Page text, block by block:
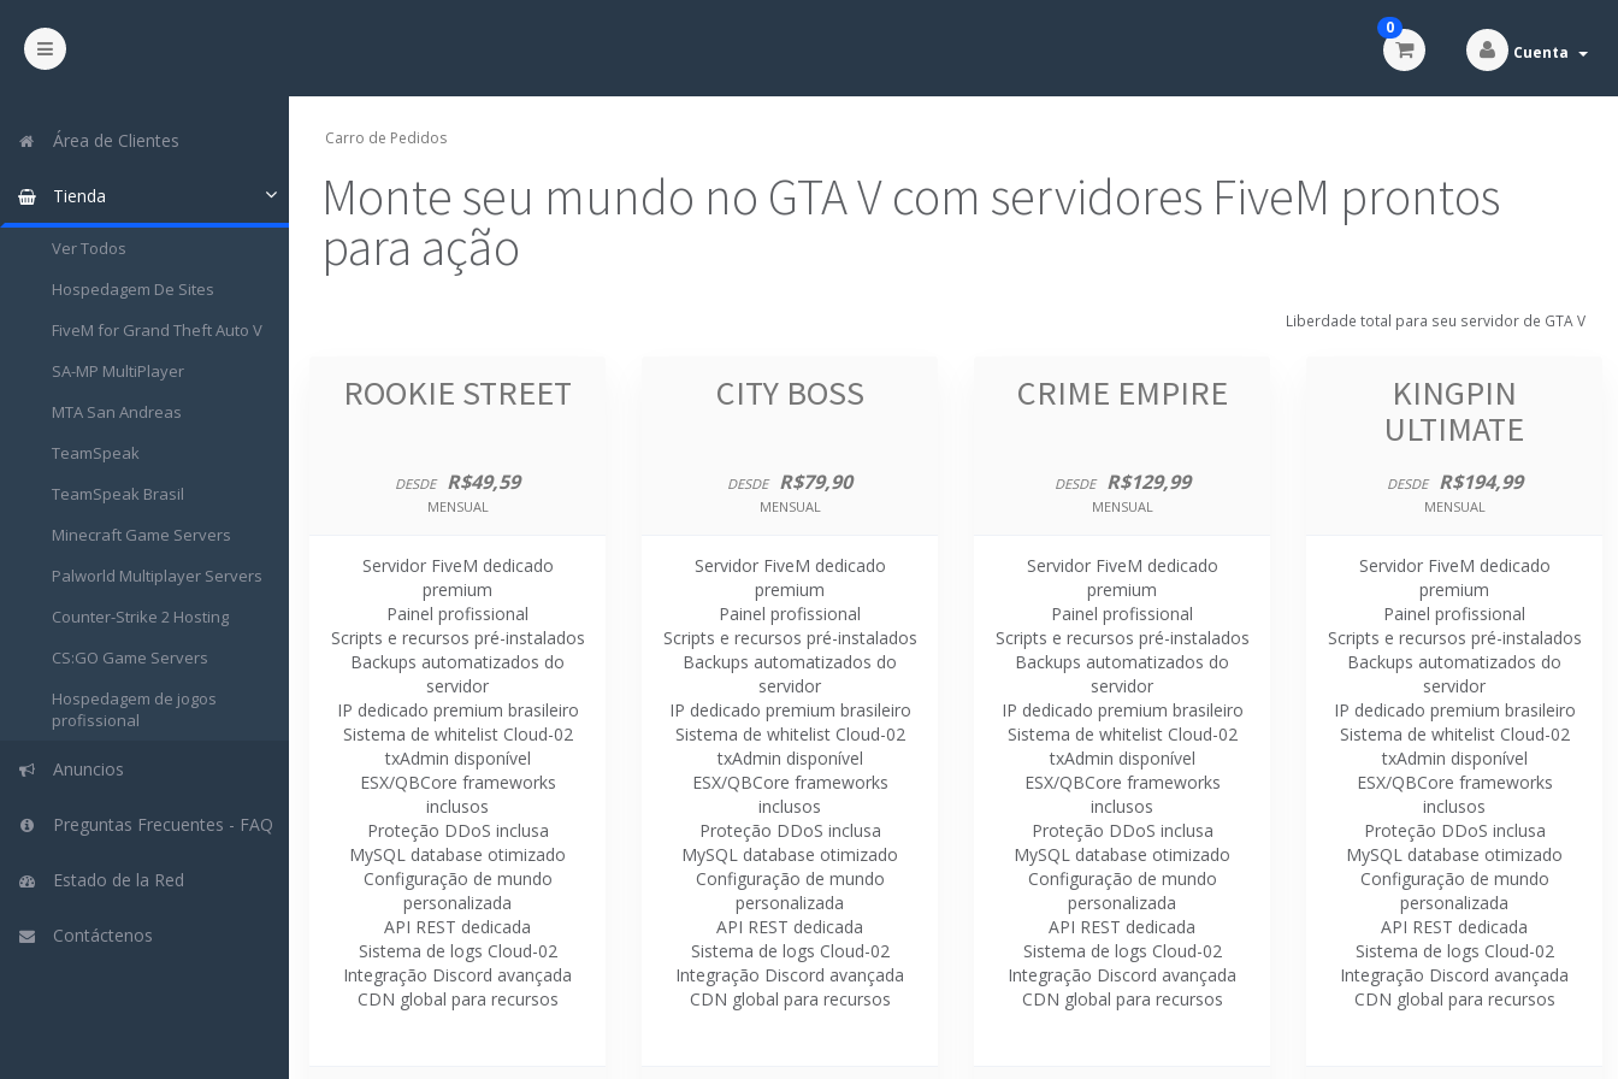
0
Cuenta
Área de Clientes
Tienda
Ver Todos
Hospedagem De Sites
FiveM for Grand Theft Auto V
SA-MP MultiPlayer
MTA San Andreas
TeamSpeak
TeamSpeak Brasil
Minecraft Game Servers
Palworld Multiplayer Servers
Counter-Strike 2 Hosting
CS:GO Game Servers
Hospedagem de jogos
profissional
Anuncios
Preguntas Frecuentes - FAQ
Estado de la Red
Contáctenos
Carro de Pedidos
Monte seu mundo no GTA V com servidores FiveM prontos
para ação
Liberdade total para seu servidor de GTA V
ROOKIE STREET
DESDE R$49,59
MENSUAL
Servidor FiveM dedicado
premium
Painel profissional
Scripts e recursos pré-instalados
Backups automatizados do
servidor
IP dedicado premium brasileiro
Sistema de whitelist Cloud-02
txAdmin disponível
ESX/QBCore frameworks
inclusos
Proteção DDoS inclusa
MySQL database otimizado
Configuração de mundo
personalizada
API REST dedicada
Sistema de logs Cloud-02
Integração Discord avançada
CDN global para recursos
CITY BOSS
DESDE R$79,90
MENSUAL
Servidor FiveM dedicado
premium
Painel profissional
Scripts e recursos pré-instalados
Backups automatizados do
servidor
IP dedicado premium brasileiro
Sistema de whitelist Cloud-02
txAdmin disponível
ESX/QBCore frameworks
inclusos
Proteção DDoS inclusa
MySQL database otimizado
Configuração de mundo
personalizada
API REST dedicada
Sistema de logs Cloud-02
Integração Discord avançada
CDN global para recursos
CRIME EMPIRE
DESDE R$129,99
MENSUAL
Servidor FiveM dedicado
premium
Painel profissional
Scripts e recursos pré-instalados
Backups automatizados do
servidor
IP dedicado premium brasileiro
Sistema de whitelist Cloud-02
txAdmin disponível
ESX/QBCore frameworks
inclusos
Proteção DDoS inclusa
MySQL database otimizado
Configuração de mundo
personalizada
API REST dedicada
Sistema de logs Cloud-02
Integração Discord avançada
CDN global para recursos
KINGPIN
ULTIMATE
DESDE R$194,99
MENSUAL
Servidor FiveM dedicado
premium
Painel profissional
Scripts e recursos pré-instalados
Backups automatizados do
servidor
IP dedicado premium brasileiro
Sistema de whitelist Cloud-02
txAdmin disponível
ESX/QBCore frameworks
inclusos
Proteção DDoS inclusa
MySQL database otimizado
Configuração de mundo
personalizada
API REST dedicada
Sistema de logs Cloud-02
Integração Discord avançada
CDN global para recursos